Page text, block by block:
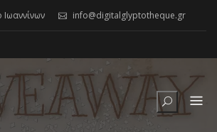
Ιωαννίνων info@digitalglyptotheque.gr